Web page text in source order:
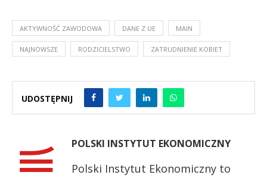
AKTYWNOŚĆ ZAWODOWA DANE Z UE MAIN
NAJNOWSZE RODZICIELSTWO ZATRUDNIENIE KOBIET
UDOSTĘPNIJ
POLSKI INSTYTUT EKONOMICZNY
Polski Instytut Ekonomiczny to